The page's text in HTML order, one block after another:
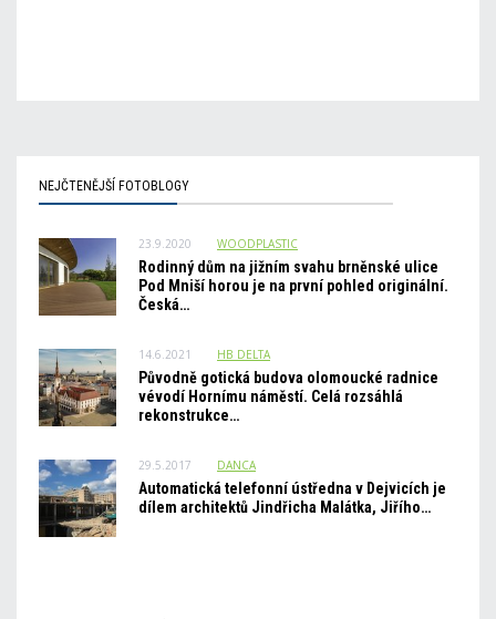
NEJČTENĚJŠÍ FOTOBLOGY
23.9.2020 WOODPLASTIC
Rodinný dům na jižním svahu brněnské ulice
Pod Mniší horou je na první pohled originální.
Česká…
14.6.2021 HB_DELTA
Původně gotická budova olomoucké radnice
vévodí Hornímu náměstí. Celá rozsáhlá
rekonstrukce…
29.5.2017 DANCA
Automatická telefonní ústředna v Dejvicích je
dílem architektů Jindřicha Malátka, Jiřího…